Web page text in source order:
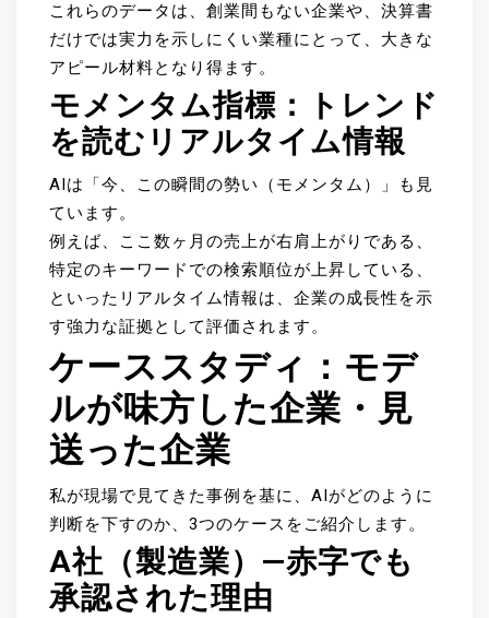
これらのデータは、創業間もない企業や、決算書
だけでは実力を示しにくい業種にとって、大きな
アピール材料となり得ます。
モメンタム指標：トレンド
を読むリアルタイム情報
AIは「今、この瞬間の勢い（モメンタム）」も見
ています。
例えば、ここ数ヶ月の売上が右肩上がりである、
特定のキーワードでの検索順位が上昇している、
といったリアルタイム情報は、企業の成長性を示
す強力な証拠として評価されます。
ケーススタディ：モデ
ルが味方した企業・見
送った企業
私が現場で見てきた事例を基に、AIがどのように
判断を下すのか、3つのケースをご紹介します。
A社（製造業）—赤字でも
承認された理由